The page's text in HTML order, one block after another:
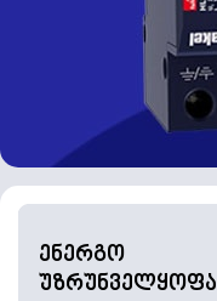
ენერგო
უზრუნველყოფა